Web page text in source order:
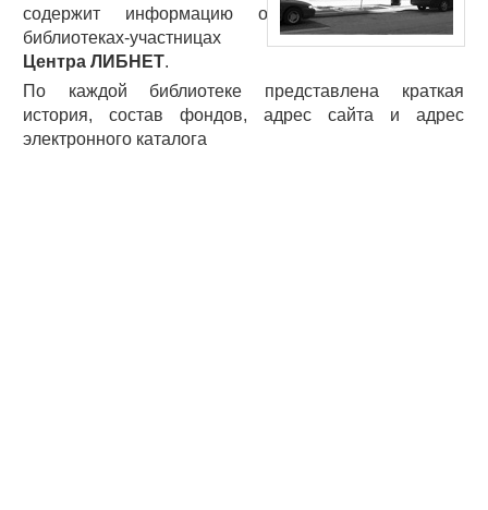
содержит информацию о
библиотеках-участницах
Центра ЛИБНЕТ.
По каждой библиотеке представлена краткая
история, состав фондов, адрес сайта и адрес
электронного каталога